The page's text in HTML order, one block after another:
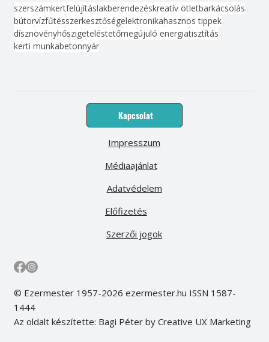
szerszámkertfelújításlakberendezéskreatív ötletbarkácsolás
bútorvízfűtésszerkesztőségelektronikahasznos tippek
dísznövényhőszigeteléstetőmegújuló energiatisztítás
kerti munkabetonnyár
Kapcsolat
Médiaajánlat
Előfizetés
Impresszum
Adatvédelem
Szerzői jogok
© Ezermester 1957-2026 ezermester.hu ISSN 1587-
1444
Az oldalt készítette: Bagi Péter by Creative UX Marketing